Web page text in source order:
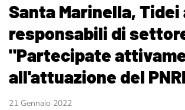
Santa Marinella, Tidei
responsabili di
"Partecipate
all'attuazione del
21 Gennaio 2022